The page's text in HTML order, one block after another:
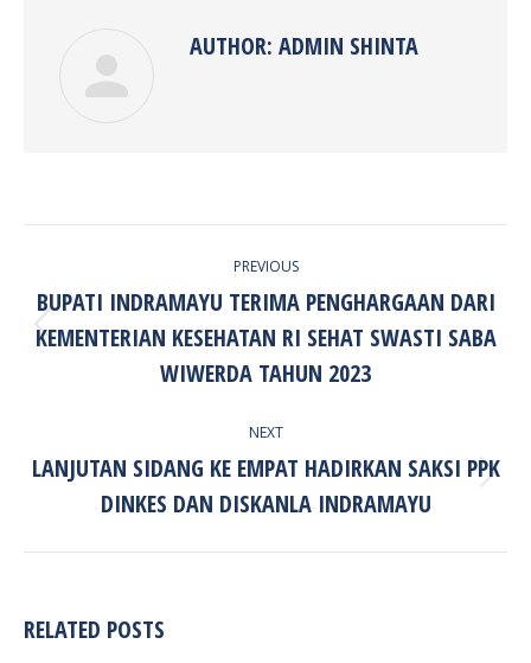
AUTHOR: ADMIN SHINTA
PREVIOUS
Previous
post:
BUPATI INDRAMAYU TERIMA PENGHARGAAN DARI
KEMENTERIAN KESEHATAN RI SEHAT SWASTI SABA
WIWERDA TAHUN 2023
NEXT
Next
post:
LANJUTAN SIDANG KE EMPAT HADIRKAN SAKSI PPK
DINKES DAN DISKANLA INDRAMAYU
RELATED POSTS